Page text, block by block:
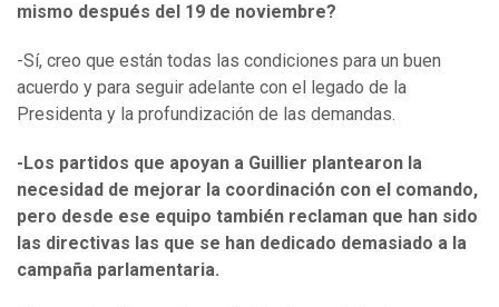
mismo después del 19 de noviembre?
-Sí, creo que están todas las condiciones para un buen
acuerdo y para seguir adelante con el legado de la
Presidenta y la profundización de las demandas.
-Los partidos que apoyan a Guillier plantearon la
necesidad de mejorar la coordinación con el comando,
pero desde ese equipo también reclaman que han sido
las directivas las que se han dedicado demasiado a la
campaña parlamentaria.